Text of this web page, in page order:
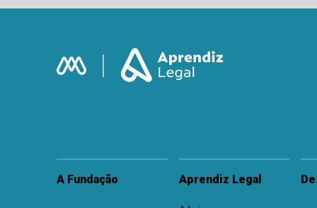
A Fundação Aprendiz Legal